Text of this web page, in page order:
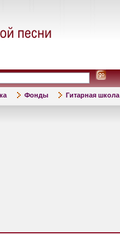
Фонды Гитарная школа